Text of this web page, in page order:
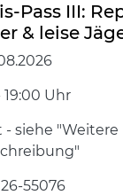
Pass III:
& leise
19:00 Uhr
siehe "Weitere
26-55076